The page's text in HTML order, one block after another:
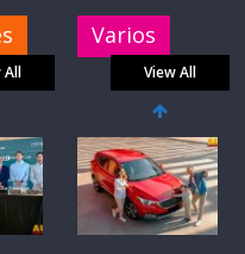
All
Varios
View All